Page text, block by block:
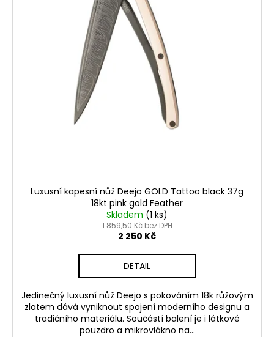
Luxusní kapesní nůž Deejo GOLD Tattoo black 37g
18kt pink gold Feather
Skladem (1 ks)
1 859,50 Kč bez DPH
2 250 Kč
DETAIL
Jedinečný luxusní nůž Deejo s pokováním 18k růžovým
zlatem dává vyniknout spojení moderního designu a
tradičního materiálu. Součástí balení je i látkové
pouzdro a mikrovlákno na...